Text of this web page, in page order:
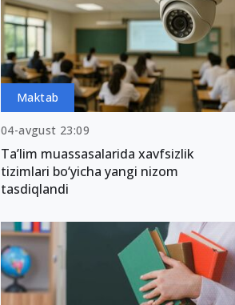
Maktab
04-avgust 23:09
Ta’lim muassasalarida xavfsizlik
tizimlari bo‘yicha yangi nizom
tasdiqlandi